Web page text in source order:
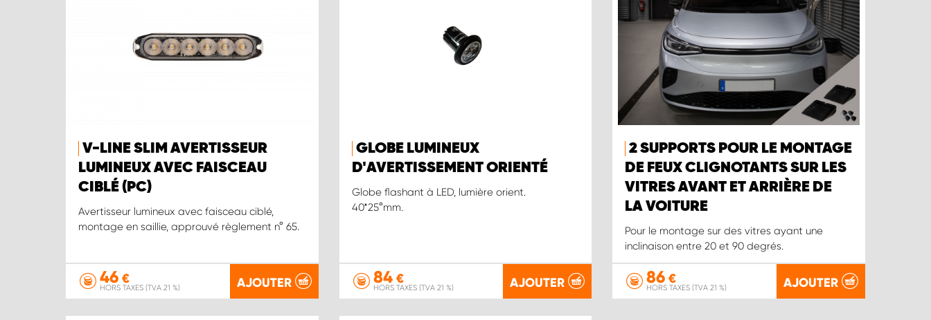
V-LINE SLIM AVERTISSEUR
LUMINEUX AVEC FAISCEAU
CIBLÉ (PC)
Avertisseur lumineux avec faisceau ciblé,
montage en saillie, approuvé règlement n° 65.
46 €
HORS TAXES (TVA 21 %) AJOUTER
GLOBE LUMINEUX
D'AVERTISSEMENT ORIENTÉ
Globe flashant à LED, lumière orient.
40*25 ° mm.
84€
HORS TAXES (TVA 21 %) AJOUTER
2 SUPPORTS POUR LE MONTAGE
DE FEUX CLIGNOTANTS SUR LES
VITRES AVANT ET ARRIÈRE DE
LA VOITURE
Pour le montage sur des vitres ayant une
inclinaison entre 20 et 90 degrés.
86 €
HORS TAXES (TVA 21 %) AJOUTER